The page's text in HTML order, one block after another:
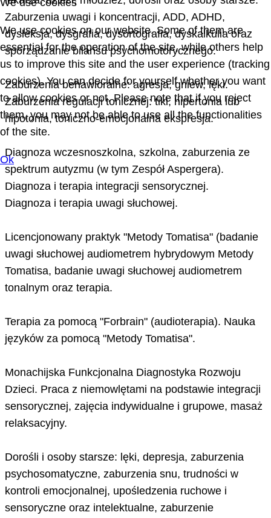
Zaburzenia uwagi i koncentracji, ADD, ADHD,
dysleksja, dysgrafia, dysortografia, dyskalkulia oraz
sporządzanie bilansu psychomotorycznego.
Zaburzenia behawioralne: agresja, gniew, lęki.
Zaburzenia regulacji tonicznej: tiki, hipertonia lub
hipotonia, toniczno-emocjonalna ekspresja.
Diagnoza wczesnoszkolna, szkolna, zaburzenia ze
spektrum autyzmu (w tym Zespół Aspergera).
Diagnoza i terapia integracji sensorycznej.
Diagnoza i terapia uwagi słuchowej.
Licencjonowany praktyk "Metody Tomatisa" (badanie
uwagi słuchowej audiometrem hybrydowym Metody
Tomatisa, badanie uwagi słuchowej audiometrem
tonalnym oraz terapia.
Terapia za pomocą "Forbrain" (audioterapia). Nauka
języków za pomocą "Metody Tomatisa".
Monachijska Funkcjonalna Diagnostyka Rozwoju
Dzieci. Praca z niemowlętami na podstawie integracji
sensorycznej, zajęcia indywidualne i grupowe, masaż
relaksacyjny.
Dorośli i osoby starsze: lęki, depresja, zaburzenia
psychosomatyczne, zaburzenia snu, trudności w
kontroli emocjonalnej, upośledzenia ruchowe i
sensoryczne oraz intelektualne, zaburzenie
We use cookies on our website. Some of them are
essential for the operation of the site, while others help
us to improve this site and the user experience (tracking
cookies). You can decide for yourself whether you want
to allow cookies or not. Please note that if you reject
them, you may not be able to use all the functionalities
of the site.
Ok